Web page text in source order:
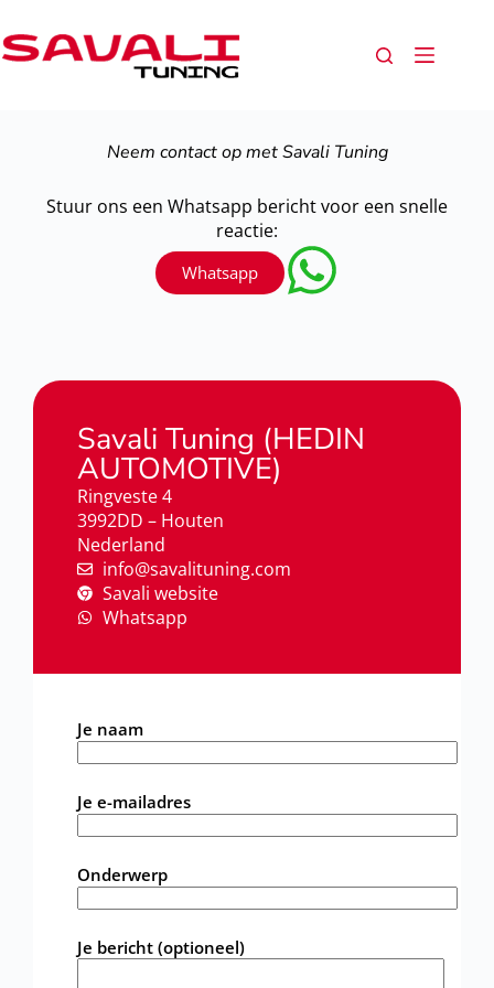
Neem contact op met Savali Tuning
Stuur ons een Whatsapp bericht voor een snelle
reactie:
Whatsapp
Je naam
Je e-mailadres
Onderwerp
Je bericht (optioneel)
Savali Tuning (HEDIN
AUTOMOTIVE)
Ringveste 4
3992DD – Houten
Nederland
info@savalituning.com
Savali website
Whatsapp